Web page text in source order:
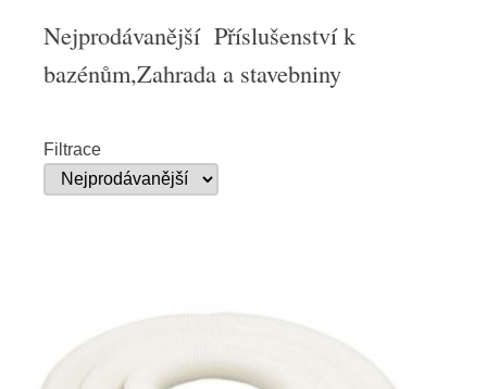
Nejprodávanější Příslušenství k
bazénům,Zahrada a stavebniny
Filtrace